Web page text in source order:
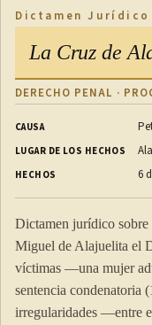
Dictamen Jurídico
La Cruz de
DERECHO PENAL ·
CAUSA
LUGAR DE LOS HECHOS
HECHOS 6
Dictamen jurídico sobre
Miguel de Alajuelita el
víctimas —una mujer
sentencia condenatoria
irregularidades —entre